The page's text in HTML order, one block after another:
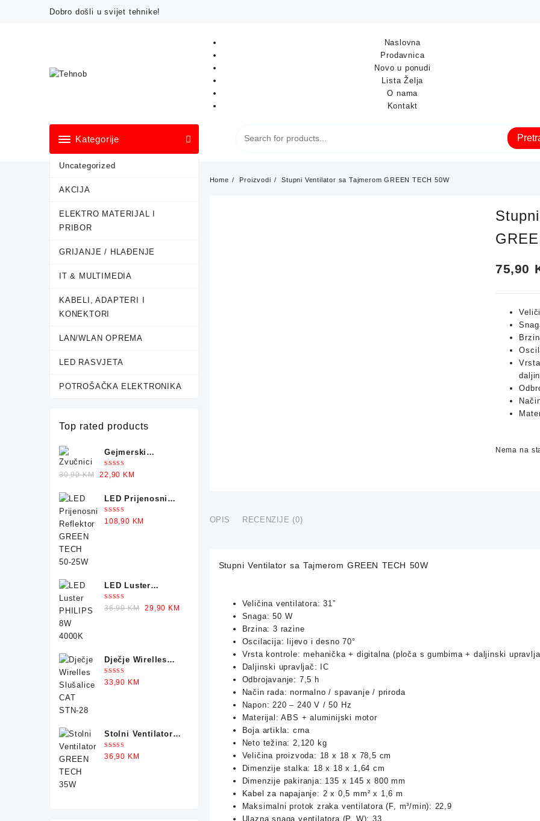
Dobro došli u svijet tehnike!
Naslovna
Prodavnica
Novo u ponudi
Lista Želja
O nama
Kontakt
Kategorije
Uncategorized
AKCIJA
ELEKTRO MATERIJAL I
PRIBOR
GRIJANJE / HLAĐENJE
IT & MULTIMEDIA
KABELI, ADAPTERI I
KONEKTORI
LAN/WLAN OPREMA
LED RASVJETA
POTROŠAČKA ELEKTRONIKA
Home Proizvodi Stupni Ventilator sa Tajmerom GREEN TECH 50W
75,90
Nema na
OPIS RECENZIJE (0)
Stupni Ventilator sa Tajmerom GREEN TECH 50W
Veličina ventilatora: 31”
Snaga: 50 W
Brzina: 3 razine
Oscilacija: lijevo i desno 70°
Vrsta kontrole: mehanička + digitalna (ploča s gumbima + daljinski
Daljinski upravljač: IC
Odbrojavanje: 7,5 h
Način rada: normalno / spavanje / priroda
Napon: 220 – 240 V / 50 Hz
Materijal: ABS + aluminijski motor
Boja artikla: crna
Neto težina: 2,120 kg
Veličina proizvoda: 18 x 18 x 78,5 cm
Dimenzije stalka: 18 x 18 x 1,64 cm
Dimenzije pakiranja: 135 x 145 x 800 mm
Kabel za napajanje: 2 x 0,5 mm² x 1,6 m
Maksimalni protok zraka ventilatora (F, m³/min): 22,9
Ulazna snaga ventilatora (P, W): 33
Top rated products
Gejmerski
Zvučnici sa
Osvjetljenjem X-
Ocjenjeno
5.00od 5
30,90KM
Original
was:
30,90 KM.
22,90 KM
is:
LED Prijenosni
Reflektor GREEN
TECH 50-25W
Ocjenjeno
5.00od 5
108,90 KM
LED Luster
PHILIPS 8W 4000K
Ocjenjeno
5.00od 5
36,90KM
Original
29,90 KM
Dječje Wirelles
Slušalice CAT
STN-28
Ocjenjeno
5.00od 5
33,90 KM
Stolni Ventilator
GREEN TECH 35W
Ocjenjeno
5.00od 5
36,90 KM